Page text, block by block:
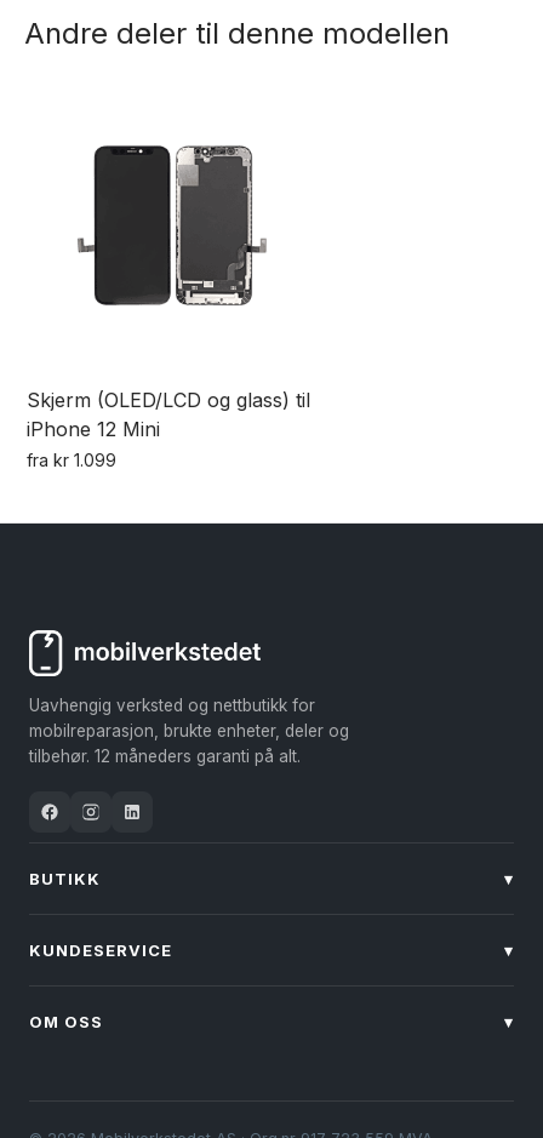
flere
produktsiden
Andre deler til denne modellen
Skjerm (OLED/LCD og glass) til
iPhone 12 Mini
fra kr 1.099
produktet
Alternativene
kan
velges
på
Uavhengig verksted og nettbutikk for
mobilreparasjon, brukte enheter, deler og
tilbehør. 12 måneders garanti på alt.
BUTIKK ▾
KUNDESERVICE ▾
OM OSS ▾